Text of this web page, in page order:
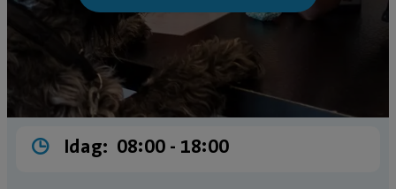
Idag: 08:00 ­- 18:00